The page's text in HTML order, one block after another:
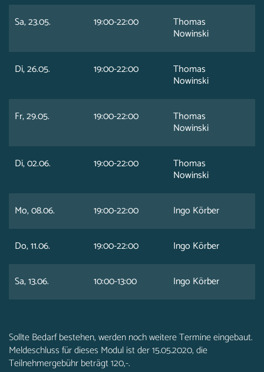
Sa, 23.05. 19:00-22:00 Thomas
Nowinski
Di, 26.05. 19:00-22:00 Thomas
Nowinski
Fr, 29.05. 19:00-22:00 Thomas
Nowinski
Di, 02.06. 19:00-22:00 Thomas
Nowinski
Mo, 08.06. 19:00-22:00 Ingo Körber
Do, 11.06. 19:00-22:00 Ingo Körber
Sa, 13.06. 10:00-13:00 Ingo Körber
Sollte Bedarf bestehen, werden noch weitere Termine eingebaut.
Meldeschluss für dieses Modul ist der 15.05.2020, die
Teilnehmergebühr beträgt 120,-.